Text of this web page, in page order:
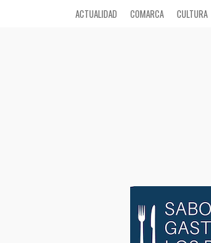
ACTUALIDAD COMARCA CULTURA